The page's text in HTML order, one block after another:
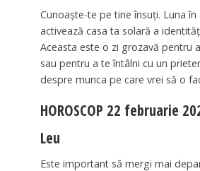
Cunoaște-te pe tine însuți. Luna în
activează casa ta solară a
Aceasta este o zi grozavă pentru
sau pentru a te întâlni cu un
despre munca pe care vrei să o
HOROSCOP 22 februarie
Leu
Este important să mergi mai